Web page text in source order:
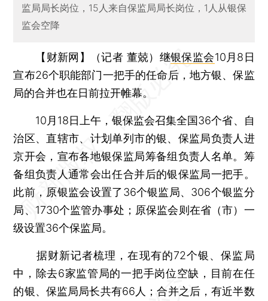
监局局长岗位，15人来自保监局局长岗位，1人从银保
监会空降
【财新网】（记者 董兢） 继银保监会10月8日
宣布26个职能部门一把手的任命后，地方银、保监
局的合并也在日前拉开帷幕。
10月18日上午，银保监会召集全国36个省、自
治区、直辖市、计划单列市的银、保监局负责人进
京开会，宣布各地银保监局筹备组负责人名单。筹
备组负责人通常会出任合并后的银保监局一把手。
此前，原银监会设置了36个银监局、306个银监分
局、1730个监管办事处；原保监会则在省（市）一
级设置36个保监局。
据财新记者梳理，在现有的72个银、保监局
中，除去6家监管局的一把手岗位空缺，目前在任
的银、保监局局长共有66人；合并之后，有近半数